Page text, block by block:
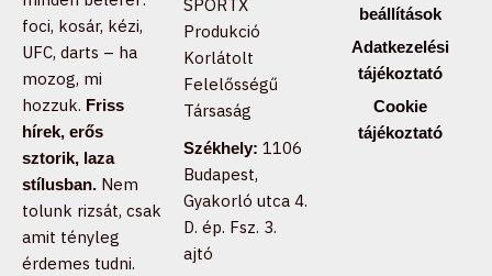
foci, kosár, kézi,
UFC, darts – ha
mozog, mi
hozzuk. Friss
hírek, erős
sztorik, laza
stílusban. Nem
tolunk rizsát, csak
amit tényleg
érdemes tudni.
SPORTX
Produkció
Korlátolt
Felelősségű
Társaság
Székhely: 1106
Budapest,
Gyakorló utca 4.
D. ép. Fsz. 3.
ajtó
beállítások
Adatkezelési
tájékoztató
Cookie
tájékoztató